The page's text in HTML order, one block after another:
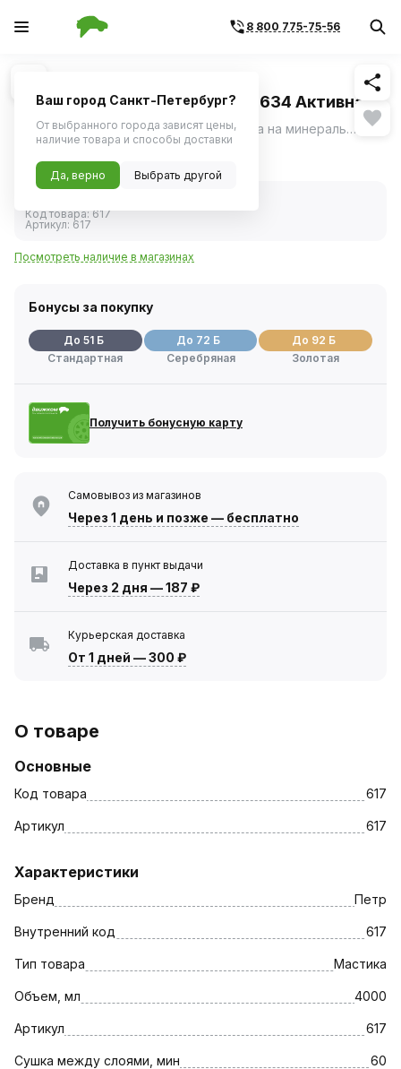
8 800 775-75-56
1/1 Похожие
мультипротекторная Петр №634 Активная
броня 4л
Состав 634 – антикоррозийная мастика на минеральной и синтетической основе. ещё
Код товара:617
Артикул: 617
Посмотреть наличие в магазинах
Бонусы за покупку
До 51 Б
Стандартная
До 72 Б
Серебряная
До 92 Б
Золотая
Получить бонусную карту
Самовывоз из магазинов
Через 1 день и позже — бесплатно
Доставка в пункт выдачи
Через 2 дня —187 ₽
Курьерская доставка
От 1 дней —300 ₽
О товаре
Основные
Код товара 617
Артикул 617
Характеристики
Бренд Петр
Внутренний код 617
Тип товара Мастика
Объем, мл 4000
Артикул 617
Сушка между слоями, мин 60
Ваш город Санкт-Петербург?
От выбранного города зависят цены,
наличие товара и способы доставки
Да, верно Выбрать другой